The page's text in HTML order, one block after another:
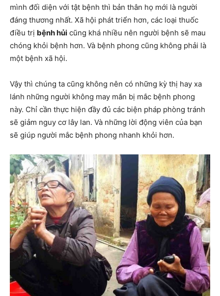
mình đối diện với tật bệnh thì bản thân họ mới là người
đáng thương nhất. Xã hội phát triển hơn, các loại thuốc
điều trị bệnh hủi cũng khá nhiều nên người bệnh sẽ mau
chóng khỏi bệnh hơn. Và bệnh phong cũng không phải là
một bệnh xã hội.
Vậy thì chúng ta cũng không nên có những kỳ thị hay xa
lánh những người không may mắn bị mắc bệnh phong
này. Chỉ cần thực hiện đầy đủ các biện pháp phòng tránh
sẽ giảm nguy cơ lây lan. Và những lời động viên của bạn
sẽ giúp người mắc bệnh phong nhanh khỏi hơn.